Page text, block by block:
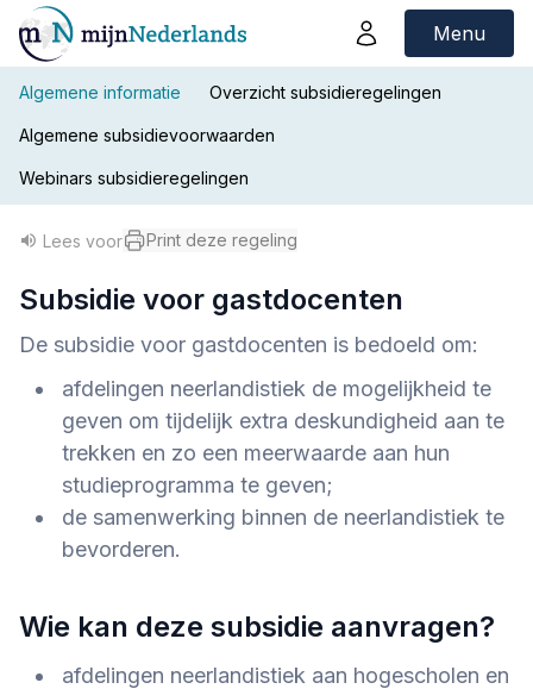
Menu
Lees voor Print deze regeling
Algemene informatie Overzicht subsidieregelingen
Algemene subsidievoorwaarden
Webinars subsidieregelingen
Subsidie voor gastdocenten
De subsidie voor gastdocenten is bedoeld om:
afdelingen neerlandistiek de mogelijkheid te
geven om tijdelijk extra deskundigheid aan te
trekken en zo een meerwaarde aan hun
studieprogramma te geven;
de samenwerking binnen de neerlandistiek te
bevorderen.
Wie kan deze subsidie aanvragen?
afdelingen neerlandistiek aan hogescholen en